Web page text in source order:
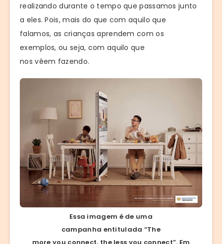
realizando durante o tempo que passamos junto
a eles. Pois, mais do que com aquilo que
falamos, as crianças aprendem com os
exemplos, ou seja, com aquilo que
nos vêem fazendo.
Essa imagem é de uma
campanha entitulada “The